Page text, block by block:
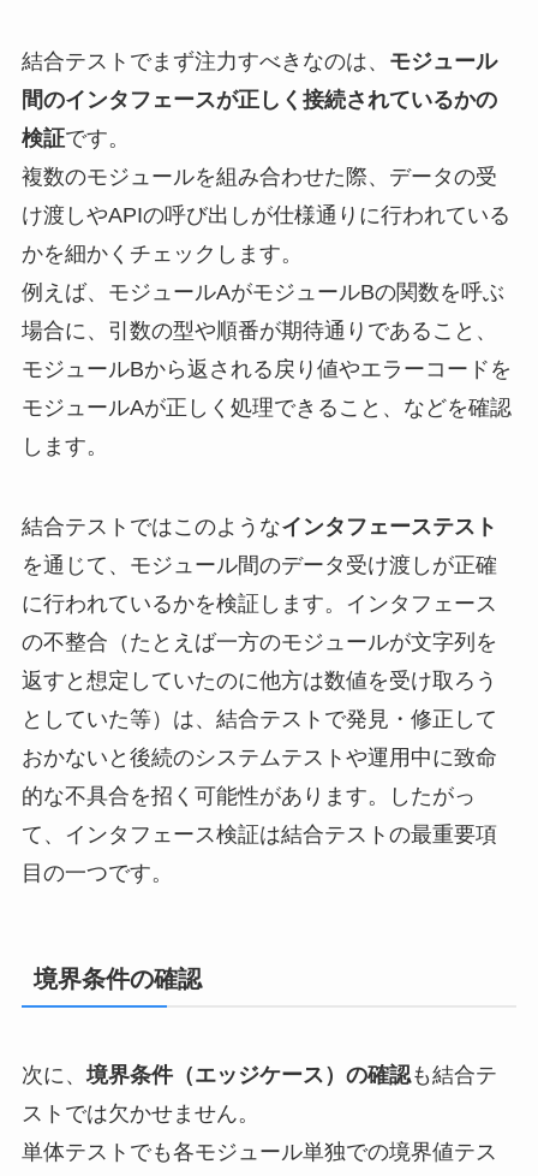
結合テストでまず注力すべきなのは、 モジュール
間のインタフェースが正しく接続されているかの
検証です。
複数のモジュールを組み合わせた際、データの受
け渡しやAPIの呼び出しが仕様通りに行われている
かを細かくチェックします。
例えば、モジュールAがモジュールBの関数を呼ぶ
場合に、引数の型や順番が期待通りであること、
モジュールBから返される戻り値やエラーコードを
モジュールAが正しく処理できること、などを確認
します。
結合テストではこのようなインタフェーステスト
を通じて、モジュール間のデータ受け渡しが正確
に行われているかを検証します。インタフェース
の不整合（たとえば一方のモジュールが文字列を
返すと想定していたのに他方は数値を受け取ろう
としていた等）は、結合テストで発見・修正して
おかないと後続のシステムテストや運用中に致命
的な不具合を招く可能性があります。したがっ
て、インタフェース検証は結合テストの最重要項
目の一つです。
境界条件の確認
次に、 境界条件（エッジケース）の確認も結合テ
ストでは欠かせません。
単体テストでも各モジュール単独での境界値テス